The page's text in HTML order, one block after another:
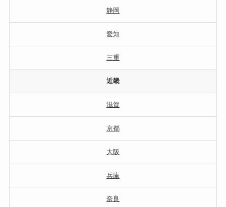
静岡
愛知
三重
近畿
滋賀
京都
大阪
兵庫
奈良